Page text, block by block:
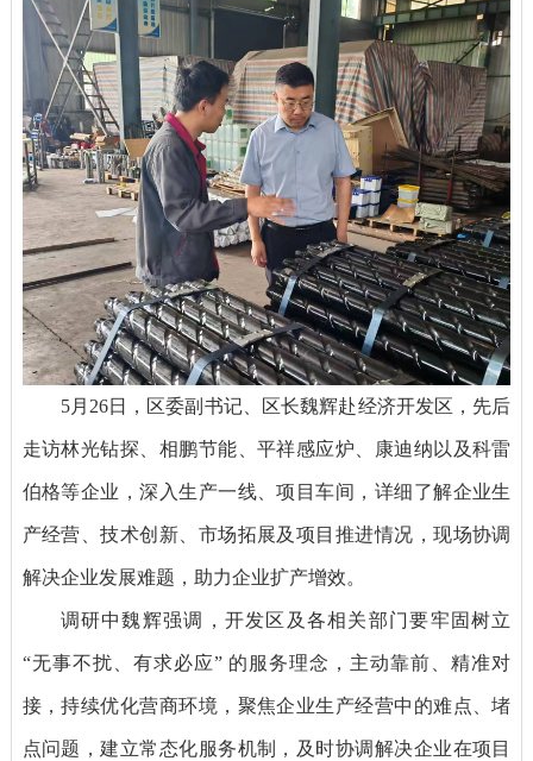
5月26日，区委副书记、区长魏辉赴经济开发区，先后
走访林光钻探、相鹏节能、平祥感应炉、康迪纳以及科雷
伯格等企业，深入生产一线、项目车间，详细了解企业生
产经营、技术创新、市场拓展及项目推进情况，现场协调
解决企业发展难题，助力企业扩产增效。
调研中魏辉强调，开发区及各相关部门要牢固树立
“无事不扰、有求必应” 的服务理念，主动靠前、精准对
接，持续优化营商环境，聚焦企业生产经营中的难点、堵
点问题，建立常态化服务机制，及时协调解决企业在项目